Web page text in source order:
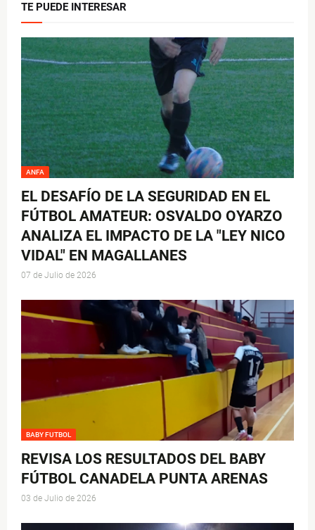
TE PUEDE INTERESAR
ANFA
EL DESAFÍO DE LA SEGURIDAD EN EL
FÚTBOL AMATEUR: OSVALDO OYARZO
ANALIZA EL IMPACTO DE LA "LEY NICO
VIDAL" EN MAGALLANES
07 de Julio de 2026
BABY FUTBOL
REVISA LOS RESULTADOS DEL BABY
FÚTBOL CANADELA PUNTA ARENAS
03 de Julio de 2026